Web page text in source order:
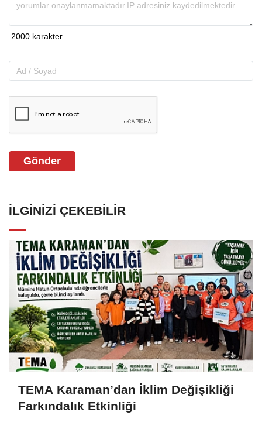
Gönder
İLGINIZI ÇEKEBILIR
TEMA Karaman’dan İklim Değişikliği
Farkındalık Etkinliği